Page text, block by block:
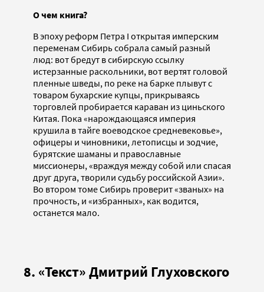
О чем книга?
В эпоху реформ Петра I открытая имперским
переменам Сибирь собрала самый разный
люд: вот бредут в сибирскую ссылку
истерзанные раскольники, вот вертят головой
пленные шведы, по реке на барке плывут с
товаром бухарские купцы, прикрываясь
торговлей пробирается караван из циньского
Китая. Пока «нарождающаяся империя
крушила в тайге воеводское средневековье»,
офицеры и чиновники, летописцы и зодчие,
бурятские шаманы и православные
миссионеры, «враждуя между собой или спасая
друг друга, творили судьбу российской Азии».
Во втором томе Сибирь проверит «званых» на
прочность, и «избранных», как водится,
останется мало.
8. «Текст» Дмитрий Глуховского